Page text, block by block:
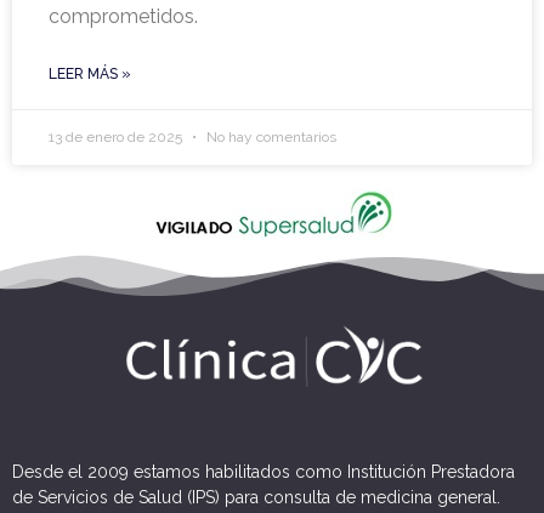
comprometidos.
LEER MÁS »
13 de enero de 2025 No hay comentarios
Desde el 2009 estamos habilitados como Institución Prestadora
de Servicios de Salud (IPS) para consulta de medicina general.